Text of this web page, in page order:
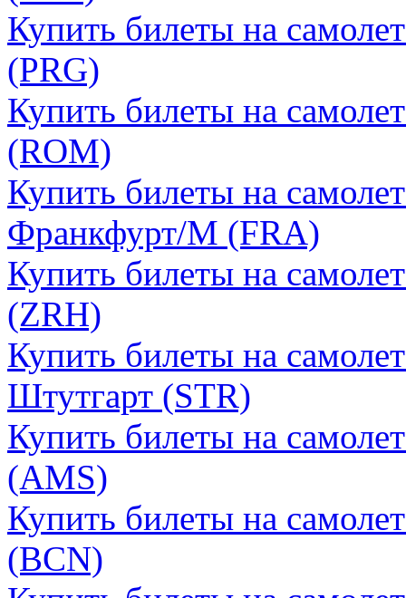
Купить билеты на
(PRG)
Купить билеты на
(ROM)
Купить билеты на
Франкфурт/М (FRA)
Купить билеты на
(ZRH)
Купить билеты на
Штутгарт (STR)
Купить билеты на
(AMS)
Купить билеты на
(BCN)